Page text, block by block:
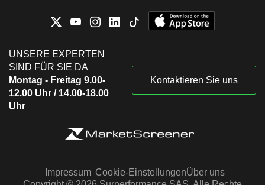
UNSERE EXPERTEN
SIND FÜR SIE DA
Montag - Freitag 9.00-
12.00 Uhr / 14.00-18.00
Uhr
Kontaktieren Sie uns
Impressum Cookie-EinstellungenÜber uns